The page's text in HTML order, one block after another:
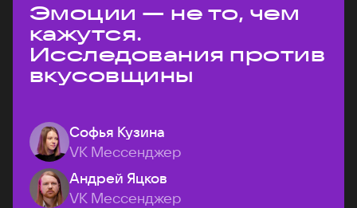
Эмоции — не то, чем
кажутся.
Исследования против
вкусовщины
Софья Кузина
VK Мессенджер
Андрей Яцков
VK Мессенджер